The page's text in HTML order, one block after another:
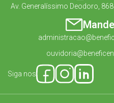
Av. Generalíssimo Deodoro,
Siga nos